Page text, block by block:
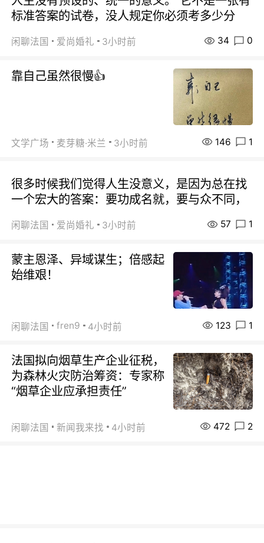
标准答案的试卷，没人规定你必须考多少分
闲聊法国 爱尚婚礼 3小时前 34 0
靠自己虽然很慢👍
文学广场 麦芽糖·米兰 3小时前 146 1
很多时候我们觉得人生没意义，是因为总在找
一个宏大的答案：要功成名就，要与众不同，
闲聊法国 爱尚婚礼 3小时前 57 1
蒙主恩泽、异域谋生；倍感起
始维艰！
闲聊法国 fren9 4小时前 123 1
法国拟向烟草生产企业征税，
为森林火灾防治筹资：专家称
“烟草企业应承担责任”
闲聊法国 新闻我来找 4小时前 472 2